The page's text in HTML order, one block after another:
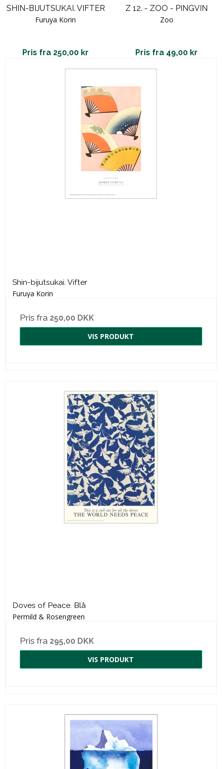
SHIN-BIJUTSUKAI. VIFTER
Furuya Korin
Pris fra 250,00 kr
Z 12. - ZOO - PINGVIN
Zoo
Pris fra 49,00 kr
Shin-bijutsukai. Vifter
Furuya Korin
Pris fra 250,00 DKK
VIS PRODUKT
Doves of Peace. Blå
Permild & Rosengreen
Pris fra 295,00 DKK
VIS PRODUKT